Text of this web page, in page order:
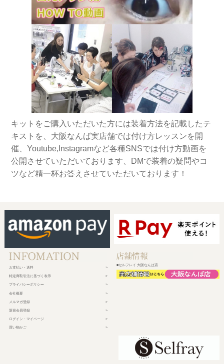
キットをご購入いただいた方には装着方法を記載したテ
キストを、大阪なんば実店舗では付け方レッスンを開
催、Youtube,Instagramなど各種SNSでは付け方動画を
公開させていただいております、DMで装着の疑問やコ
ツなど精一杯お答えさせていただいております！
お支払い・送料
特定商取引法に基づく表示
プライバシーポリシー
会社概要
メルマガ登録
新規会員登録
ログイン・マイページ
買い物かご
■セルフレイ 大阪なんば店